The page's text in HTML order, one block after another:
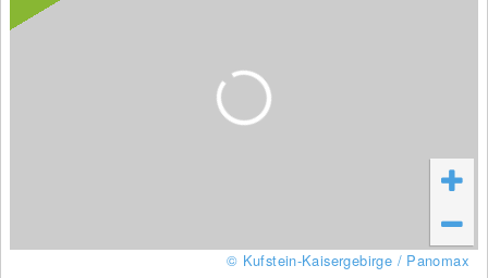
© Kufstein-Kaisergebirge / Panomax